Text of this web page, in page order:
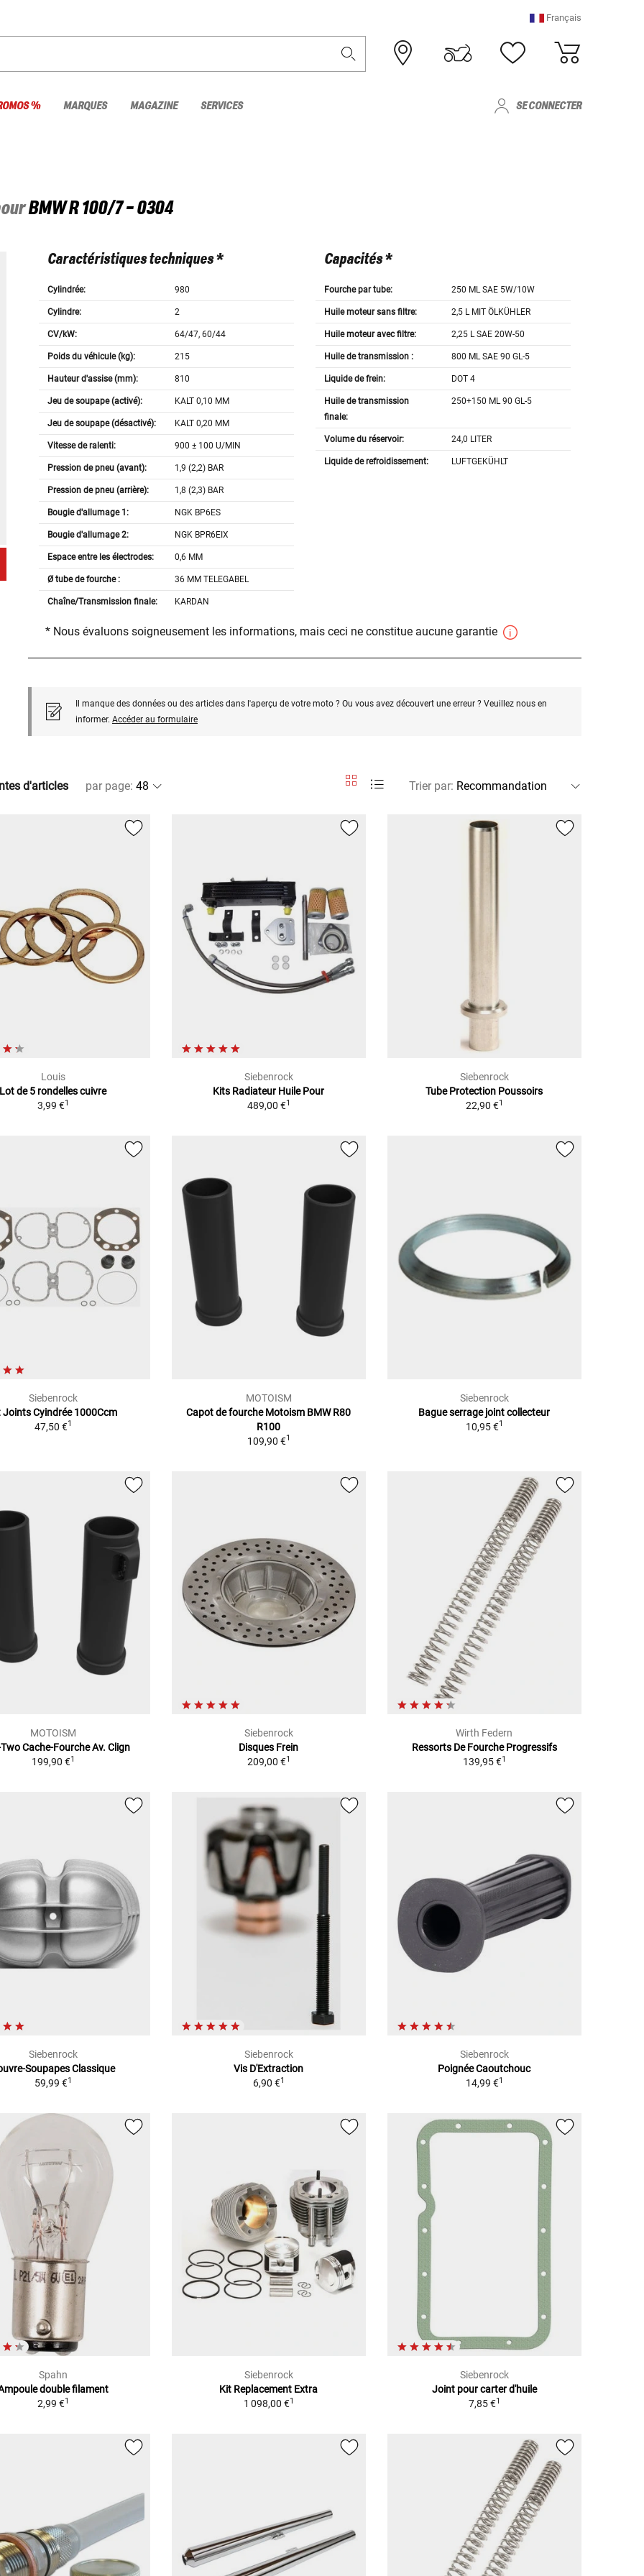
Français
% MARQUES MAGAZINE SERVICES SE CONNECTER
BMWR 100/7 - 0304
Caractéristiques techniques *
Cylindrée: 980
Cylindre: 2
CV/kW: 64/47, 60/44
Poids du véhicule (kg): 215
Hauteur d'assise (mm): 810
Jeu de soupape (activé): KALT 0,10 MM
Jeu de soupape (désactivé): KALT 0,20 MM
Vitesse de ralenti: 900 ± 100 U/MIN
Pression de pneu (avant): 1,9 (2,2) BAR
Pression de pneu (arrière): 1,8 (2,3) BAR
Bougie d'allumage 1: NGK BP6ES
Bougie d'allumage 2: NGK BPR6EIX
Espace entre les électrodes: 0,6 MM
Ø tube de fourche : 36 MM TELEGABEL
Chaîne/Transmission finale: KARDAN
Capacités *
Fourche par tube: 250 ML SAE 5W/10W
Huile moteur sans filtre: 2,5 L MIT ÖLKÜHLER
Huile moteur avec filtre: 2,25 L SAE 20W-50
Huile de transmission : 800 ML SAE 90 GL-5
Liquide de frein: DOT 4
Huile de transmission
finale:
250+150 ML 90 GL-5
Volume du réservoir: 24,0 LITER
Liquide de refroidissement: LUFTGEKÜHLT
* Nous évaluons soigneusement les informations, mais ceci ne constitue aucune garantie
Il manque des données ou des articles dans l'aperçu de votre moto ? Ou vous avez découvert une erreur ? Veuillez nous en
informer. Accéder au formulaire
d'articles par page: Trier par:
Louis
Lot de 5 rondelles cuivre
3,99 €1
Siebenrock
Kits Radiateur Huile Pour
489,00 €1
Siebenrock
Tube Protection Poussoirs
22,90 €1
Siebenrock
Joints Cyindrée 1000Ccm
47,50 €1
MOTOISM
Capot de fourche Motoism BMW R80
R100
109,90 €1
Siebenrock
Bague serrage joint collecteur
10,95 €1
MOTOISM
Cache-Fourche Av. Clign
199,90 €1
Siebenrock
Disques Frein
209,00 €1
Wirth Federn
Ressorts De Fourche Progressifs
139,95 €1
Siebenrock
Soupapes Classique
59,99 €1
Siebenrock
Vis D'Extraction
6,90 €1
Siebenrock
Poignée Caoutchouc
14,99 €1
Spahn
double filament
2,99 €1
Siebenrock
Kit Replacement Extra
1 098,00 €1
Siebenrock
Joint pour carter d'huile
7,85 €1